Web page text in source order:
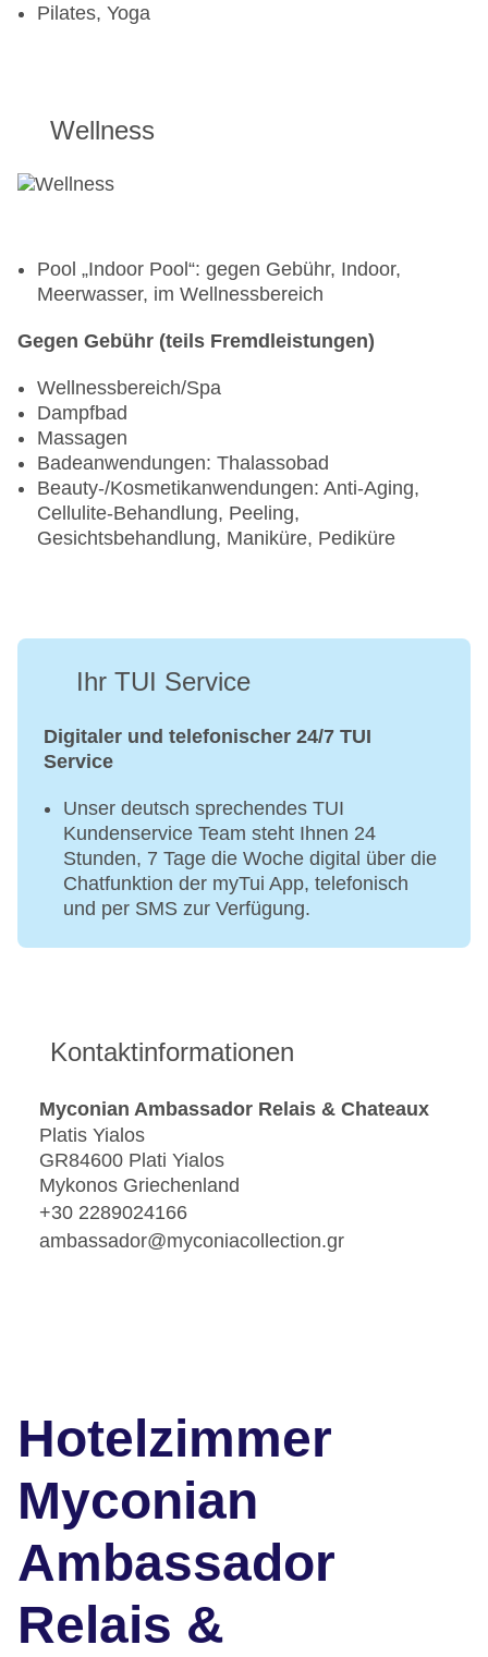
Pilates, Yoga
Wellness
Pool „Indoor Pool“: gegen Gebühr, Indoor,
Meerwasser, im Wellnessbereich
Gegen Gebühr (teils Fremdleistungen)
Wellnessbereich/Spa
Dampfbad
Massagen
Badeanwendungen: Thalassobad
Beauty-/Kosmetikanwendungen: Anti-Aging,
Cellulite-Behandlung, Peeling,
Gesichtsbehandlung, Maniküre, Pediküre
Ihr TUI Service
Digitaler und telefonischer 24/7 TUI
Service
Unser deutsch sprechendes TUI
Kundenservice Team steht Ihnen 24
Stunden, 7 Tage die Woche digital über die
Chatfunktion der myTui App, telefonisch
und per SMS zur Verfügung.
Kontaktinformationen
Myconian Ambassador Relais & Chateaux
Platis Yialos
GR84600 Plati Yialos
Mykonos Griechenland
+30 2289024166
ambassador@myconiacollection.gr
Hotelzimmer
Myconian
Ambassador
Relais &